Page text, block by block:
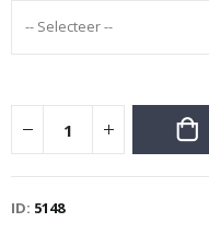
ID 5148